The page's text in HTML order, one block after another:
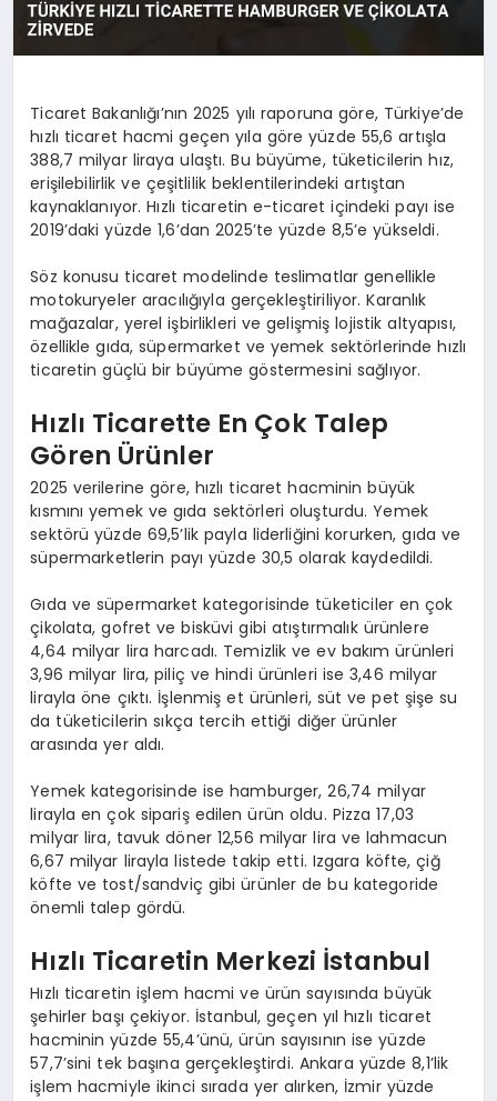
Ticaret Bakanlığı’nın 2025 yılı raporuna göre, Türkiye’de
hızlı ticaret hacmi geçen yıla göre yüzde 55,6 artışla
388,7 milyar liraya ulaştı. Bu büyüme, tüketicilerin hız,
erişilebilirlik ve çeşitlilik beklentilerindeki artıştan
kaynaklanıyor. Hızlı ticaretin e-ticaret içindeki payı ise
2019’daki yüzde 1,6’dan 2025’te yüzde 8,5’e yükseldi.
Söz konusu ticaret modelinde teslimatlar genellikle
motokuryeler aracılığıyla gerçekleştiriliyor. Karanlık
mağazalar, yerel işbirlikleri ve gelişmiş lojistik altyapısı,
özellikle gıda, süpermarket ve yemek sektörlerinde hızlı
ticaretin güçlü bir büyüme göstermesini sağlıyor.
Hızlı Ticarette En Çok Talep
Gören Ürünler
2025 verilerine göre, hızlı ticaret hacminin büyük
kısmını yemek ve gıda sektörleri oluşturdu. Yemek
sektörü yüzde 69,5’lik payla liderliğini korurken, gıda ve
süpermarketlerin payı yüzde 30,5 olarak kaydedildi.
Gıda ve süpermarket kategorisinde tüketiciler en çok
çikolata, gofret ve bisküvi gibi atıştırmalık ürünlere
4,64 milyar lira harcadı. Temizlik ve ev bakım ürünleri
3,96 milyar lira, piliç ve hindi ürünleri ise 3,46 milyar
lirayla öne çıktı. İşlenmiş et ürünleri, süt ve pet şişe su
da tüketicilerin sıkça tercih ettiği diğer ürünler
arasında yer aldı.
Yemek kategorisinde ise hamburger, 26,74 milyar
lirayla en çok sipariş edilen ürün oldu. Pizza 17,03
milyar lira, tavuk döner 12,56 milyar lira ve lahmacun
6,67 milyar lirayla listede takip etti. Izgara köfte, çiğ
köfte ve tost/sandviç gibi ürünler de bu kategoride
önemli talep gördü.
Hızlı Ticaretin Merkezi İstanbul
Hızlı ticaretin işlem hacmi ve ürün sayısında büyük
şehirler başı çekiyor. İstanbul, geçen yıl hızlı ticaret
hacminin yüzde 55,4’ünü, ürün sayısının ise yüzde
57,7’sini tek başına gerçekleştirdi. Ankara yüzde 8,1’lik
işlem hacmiyle ikinci sırada yer alırken, İzmir yüzde